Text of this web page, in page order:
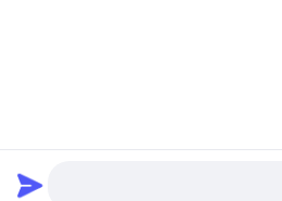
Guangzhou Haina High-Tech